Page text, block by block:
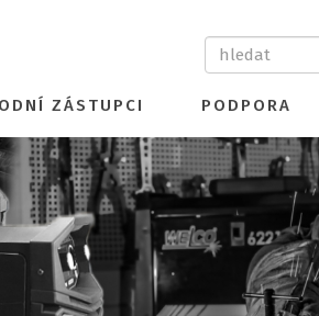
ZÁSTUPCI PODPORA